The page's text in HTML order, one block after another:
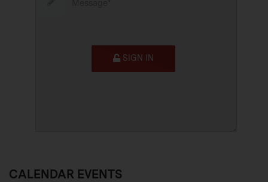
SIGN IN
CALENDAR EVENTS